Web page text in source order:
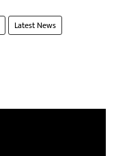
Latest News